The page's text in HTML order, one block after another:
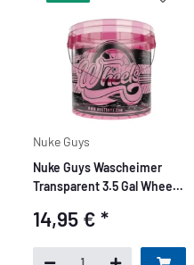
Nuke Guys
Nuke Guys Wascheimer
Transparent 3.5 Gal Wheels
14,95 €*